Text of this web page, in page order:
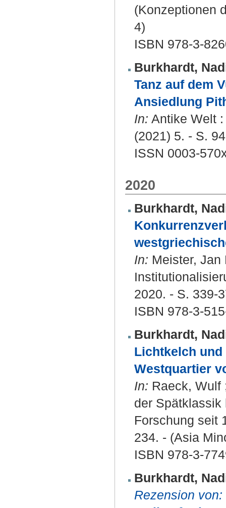
(Konzeptionen
4)
ISBN 978-3-
Burkhardt,
Tanz auf dem
Ansiedlung
In: Antike Welt
(2021) 5. - S.
ISSN 0003-
2020
Burkhardt,
In: Meister, Jan
2020. - S. 339-
ISBN 978-3-
Burkhardt,
Lichtkelch und
Westquartier
In: Raeck, Wulf
der Spätklassik
Forschung seit
234. - (Asia
ISBN 978-3-
Burkhardt,
Rezension von: